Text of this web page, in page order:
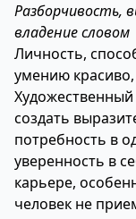
Разборчивость,
владение словом
Личность,
умению
Художественный
создать
потребность в
уверенность в
карьере,
человек не